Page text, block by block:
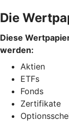
Die
Diese
werden:
Aktien
ETFs
Fonds
Zertifikate